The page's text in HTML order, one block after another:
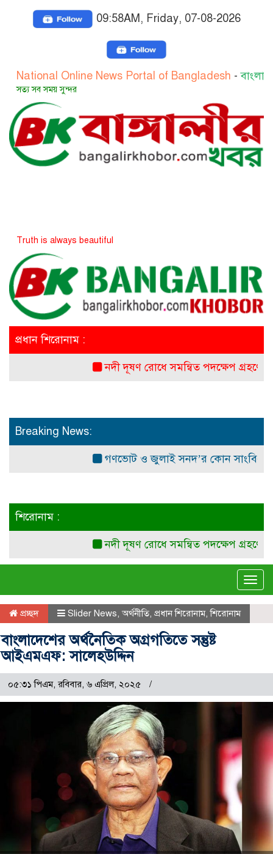
09:58AM, Friday, 07-08-2026
Online News Portal of Bangladesh-বাংলাদেশের
সুন্দর
beautiful
প্রধান শিরোনাম :
নদী দূষণ রোধে সমন্বিত পদক্ষেপ গ্রহণে
Breaking News:
গণভোট ও জুলাই সনদ’র কোন সাংবিধানিক ও
শিরোনাম :
নদী দূষণ রোধে সমন্বিত পদক্ষেপ গ্রহণে
প্রচ্ছদ Slider News, অর্থনীতি, প্রধান শিরোনাম,শিরোনাম
বাংলাদেশের অর্থনৈতিক অগ্রগতিতে সন্তুষ্ট
আইএমএফ: সালেহউদ্দিন
০৫:৩১ পিএম, রবিবার, ৬ এপ্রিল, ২০২৫